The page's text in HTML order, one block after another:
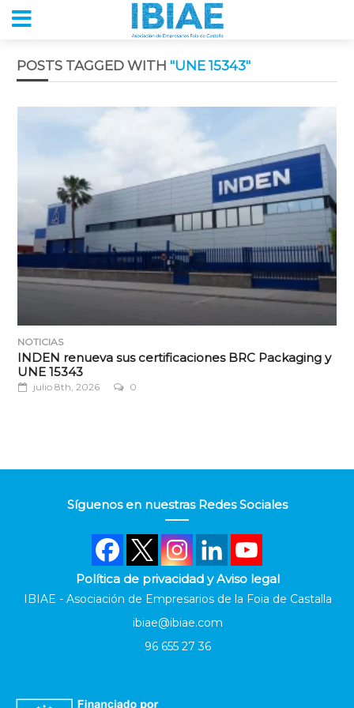
POSTS TAGGED WITH "UNE 15343"
NOTICIAS
INDEN renueva sus certificaciones BRC Packaging y
UNE 15343
julio 8th, 2026 0
Síguenos en nuestras Redes Sociales
Política de privacidad y Aviso legal
IBIAE - Asociación de Empresarios de la Foia de Castalla
ibiae@ibiae.com
96 655 27 36